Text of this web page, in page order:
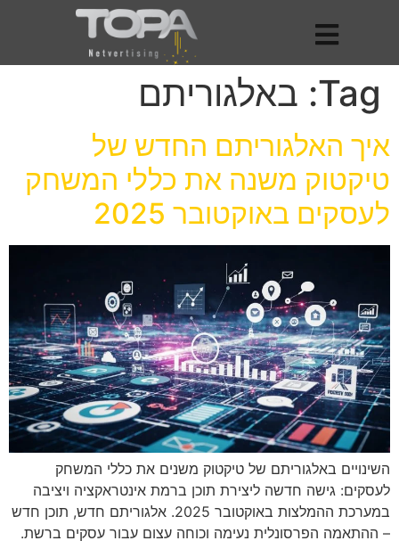
Tag: באלגוריתם
איך האלגוריתם החדש של
טיקטוק משנה את כללי המשחק
לעסקים באוקטובר 2025
השינויים באלגוריתם של טיקטוק משנים את כללי המשחק
לעסקים: גישה חדשה ליצירת תוכן ברמת אינטראקציה ויציבה
במערכת ההמלצות באוקטובר 2025. אלגוריתם חדש, תוכן חדש
– ההתאמה הפרסונלית נעימה וכוחה עצום עבור עסקים ברשת.